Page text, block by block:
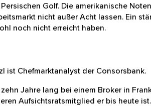
am Persischen Golf. Die
und kann den Arbeitsmarkt nicht
die Zinsen ihren Gipfel wohl noch
aufwärts abgebildet sieht, trägt
ist Chefmarktanalyst der Consorsbank.
zehn Jahre lang bei einem Broker in
Aufsichtsratsmitglied er bis